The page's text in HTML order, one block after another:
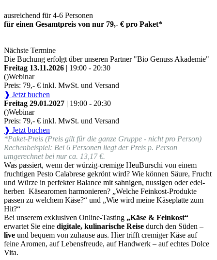
ausreichend für 4-6 Personen
für einen Gesamtpreis von nur 79,- € pro Paket*
Nächste Termine
Die Buchung erfolgt über unseren Partner "Bio Genuss Akademie"
Freitag 13.11.2026 | 19:00 - 20:30
()Webinar
Preis: 79,- € inkl. MwSt. und Versand
❱ Jetzt buchen
Freitag 29.01.2027 | 19:00 - 20:30
()Webinar
Preis: 79,- € inkl. MwSt. und Versand
❱ Jetzt buchen
*Paket-Preis (Preis gilt für die ganze Gruppe - nicht pro Person)
Rechenbeispiel: Bei 6 Personen liegt der Preis p. Person
umgerechnet bei nur ca. 13,17 €.
Was passiert, wenn der würzig-cremige HeuBurschi von einem
fruchtigen Pesto Calabrese gekrönt wird? Wie können Säure, Frucht
und Würze in perfekter Balance mit sahnigen, nussigen oder edel-
herben Käsearomen harmonieren? „Welche Feinkost-Produkte
passen zu welchem Käse?“ und „Wie wird meine Käseplatte zum
Hit?“
Bei unserem exklusiven Online-Tasting „Käse & Feinkost“
erwartet Sie eine digitale, kulinarische Reise durch den Süden –
live und bequem von zuhause aus. Hier trifft cremiger Käse auf
feine Aromen, auf Lebensfreude, auf Handwerk – auf echtes Dolce
Vita.